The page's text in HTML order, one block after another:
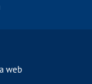
web